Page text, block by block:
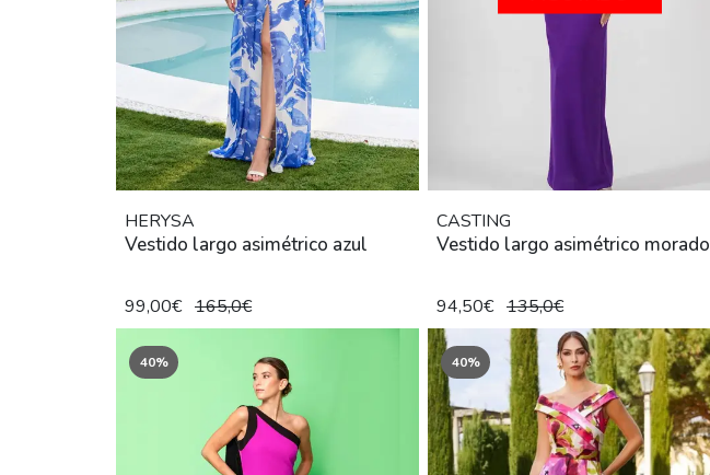
HERYSA
Vestido largo asimétrico azul
99,00€ 165,0€
CASTING
Vestido largo asimétrico morado
94,50€ 135,0€
40% 40%